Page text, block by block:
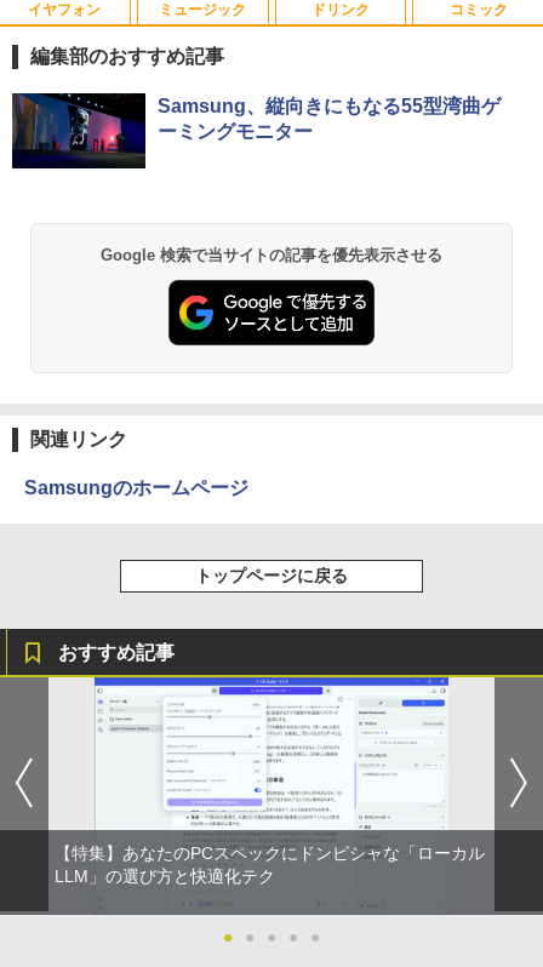
イヤフォン
Anker Soundcore P40i オフホワイト
￥7,990
Anker Soundcore P31i ブラック
￥5,990
【2026年アップグレード版】AOKIMI ワイヤ
レスイヤホン bluetooth イヤホン V12 小型
軽量 ブルートゥースHi-Fi 最大36時間再生 ぶ
学/WEB会議(ホワイト)
￥1,964
Xiaomi シャオミ REDMI Buds 8 Lite ワイヤ
レスイヤホン Bluetooth 5.4 ノイズキャンセ
リング ANC 36時間再生
￥2,980
ミュージック
BRUCE WAYNE feat. Flo Milli, ATL Jacob
[Explicit]
BRUCE WAYNE feat. Flo Milli, ATL Jacob
￥250
On My Road (Stadium ver.)
BUGS LIFE
￥250
ドリンク
【Amazon.co.jp限定】 い・ろ・は・す 2L P
ET ラベルレス ×8本
by Amazon 天然水 ラベルレス 500ml ×24本
ウォーター ペットボトル 静岡県産 500ミリリ
ットル (Smart Basic)
by Amazon 天然水ラベルレス 2L×9本
￥1,117
コカ・コーラ やかんの麦茶 from 爽健美茶 ラ
ベルレス 650mlPET×24本
￥2,009
コミック
薬屋のひとりごと 17巻 (デジタル版ビッグガ
ンガンコミックス)
異世界居酒屋「のぶ」(22) (角川コミックス・
￥832
HUNTER×HUNTER モノクロ版 39 (ジャンプ
コミックスDIGITAL)
スーパーの裏でヤニ吸うふたり 9巻 (デジタル
版ビッグガンガンコミックス)
￥810
編集部のおすすめ記事
Samsung、縦向きにもなる55型湾曲ゲ
ーミングモニター
Google 検索で当サイトの記事を優先表示させる
関連リンク
Samsungのホームページ
トップページに戻る
おすすめ記事
【特集】あなたのPCスペックにドンピシャな「ローカル
LLM」の選び方と快適化テク
● ● ● ● ●